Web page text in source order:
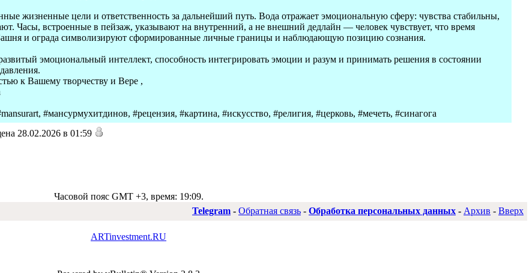
жизненные цели и ответственность за дальнейший путь. Вода отражает эмоциональную сферу: чувства стабильны,
Часы, встроенные в пейзаж, указывают на внутренний, а не внешний дедлайн — человек чувствует, что время
и ограда символизируют сформированные личные границы и наблюдающую позицию сознания.
эмоциональный интеллект, способность интегрировать эмоции и разум и принимать решения в состоянии
к Вашему творчеству и Вере ,
#мансурмухитдинов, #рецензия, #картина, #искусство, #религия, #церковь, #мечеть, #синагога
28.02.2026 в 01:59
Часовой пояс GMT +3, время: 19:09.
Telegram - Обратная связь - Обработка персональных данных - Архив - Вверх
ARTinvestment.RU